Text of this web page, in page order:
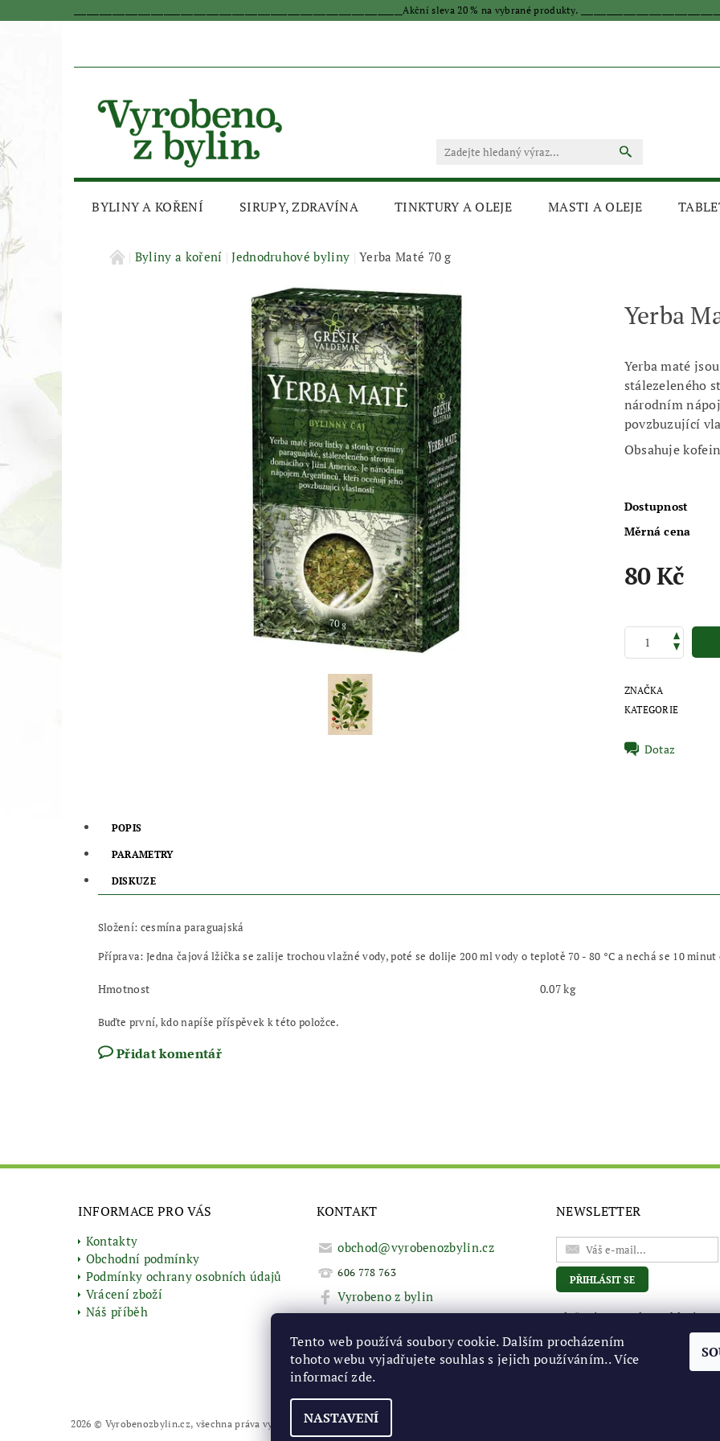
_____________________________________________________________________________Akční sleva 20 % na vybrané produkty.
BYLINY A KOŘENÍ SIRUPY, ZDRAVÍNA TINKTURY A OLEJE MASTI A OLEJE
AKČNÍ SLEVAByliny a koření Jednodruhové byliny Yerba Maté 70 g
Yerba
Yerba maté
stálezeleného
národním
povzbuzující
Obsahuje
Dostupnost
Měrná cena
80 Kč
ZNAČKA
KATEGORIE
Dotaz
POPIS
PARAMETRY
DISKUZE
Složení: cesmína paraguajská
Příprava: Jedna čajová lžička se zalije trochou vlažné vody, poté se dolije 200 ml vody o teplotě 70 - 80 °C a nechá se 10 minut
Hmotnost 0.07 kg
Buďte první, kdo napíše příspěvek k této položce.
Přidat komentář
INFORMACE PRO VÁS
Kontakty
Obchodní podmínky
Podmínky ochrany osobních údajů
Vrácení zboží
Náš příběh
KONTAKT
obchod@vyrobenozbylin.cz
606 778 763
Vyrobeno z bylin
NEWSLETTER
Vložením e-mailu souhlasíte s
podmínkami ochrany
údajů
2026 © Vyrobenozbylin.cz, všechna práva vyhrazena
Tento web používá soubory cookie. Dalším procházením
tohoto webu vyjadřujete souhlas s jejich používáním.. Více
informacízde.
NASTAVENÍ